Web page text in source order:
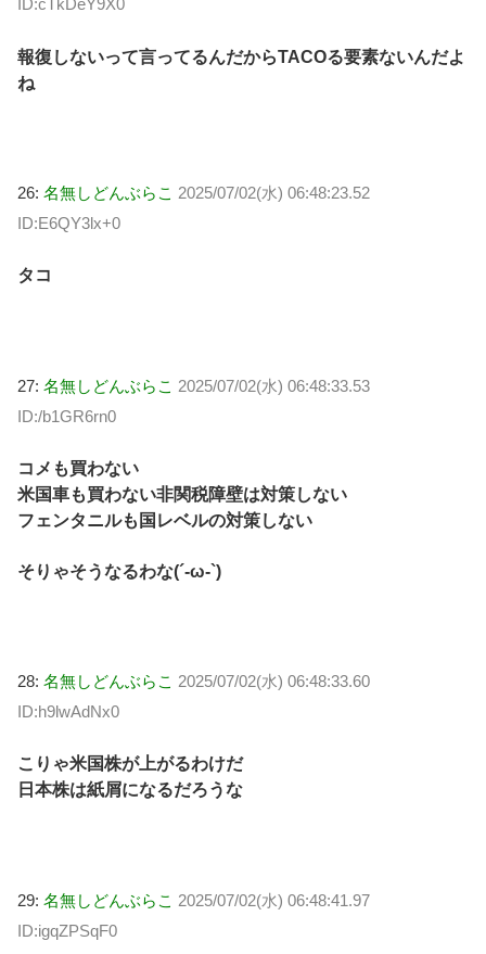
ID:cTkDeY9X0
報復しないって言ってるんだからTACOる要素ないんだよ
ね
26: 名無しどんぶらこ 2025/07/02(水) 06:48:23.52
ID:E6QY3lx+0
タコ
27: 名無しどんぶらこ 2025/07/02(水) 06:48:33.53
ID:/b1GR6rn0
コメも買わない
米国車も買わない非関税障壁は対策しない
フェンタニルも国レベルの対策しない
そりゃそうなるわな(´-ω-`)
28: 名無しどんぶらこ 2025/07/02(水) 06:48:33.60
ID:h9lwAdNx0
こりゃ米国株が上がるわけだ
日本株は紙屑になるだろうな
29: 名無しどんぶらこ 2025/07/02(水) 06:48:41.97
ID:igqZPSqF0